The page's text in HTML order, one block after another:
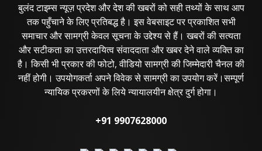
बुलंद टाइम्स न्यूज़ प्रदेश और देश की खबरों को सही तथ्यों के साथ आप
तक पहुँचाने के लिए प्रतिबद्ध है। इस वेबसाइट पर प्रकाशित सभी
समाचार और सामग्री केवल सूचना के उद्देश्य से हैं। खबरों की सत्यता
और सटीकता का उत्तरदायित्व संवाददाता और खबर देने वाले व्यक्ति का
है। किसी भी प्रकार की फोटो, वीडियो सामग्री की जिम्मेदारी चैनल की
नहीं होगी। उपयोगकर्ता अपने विवेक से सामग्री का उपयोग करें।सम्पूर्ण
न्यायिक प्रकरणों के लिये न्यायालयीन क्षेत्र दुर्ग होगा।
+91 9907628000